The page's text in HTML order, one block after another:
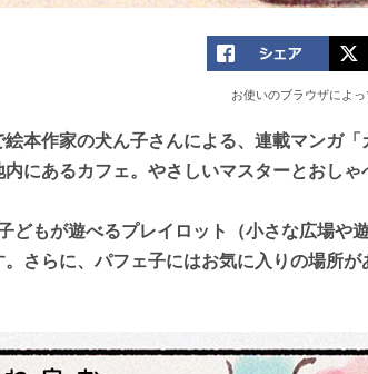
お使いのブラウザによ
本作家の犬ん子さんによる、連載マンガ「
にあるカフェ。やさしいマスターとおしゃ
どもが遊べるプレイロット（小さな広場や
さらに、パフェ子にはお気に入りの場所が